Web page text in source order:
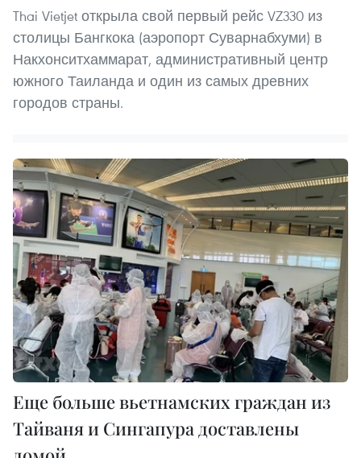
Thai Vietjet открыла свой первый рейс VZ330 из
столицы Бангкока (аэропорт Суварнабхуми) в
Накхонситхаммарат, административный центр
южного Таиланда и один из самых древних
городов страны.
Еще больше вьетнамских граждан из
Тайваня и Сингапура доставлены